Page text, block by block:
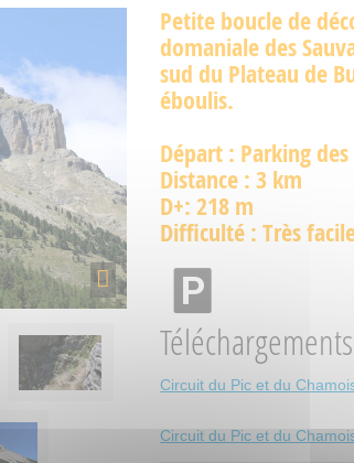
Petite boucle de
domaniale des
sud du Plateau de
éboulis.
Départ : Parking des
Distance : 3 km
D+: 218 m
Difficulté : Très
Téléchargements
Circuit du Pic et du
Circuit du Pic et du